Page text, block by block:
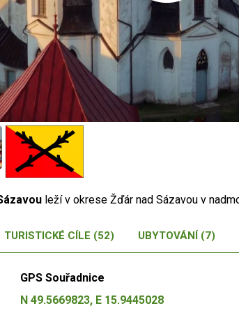
leží v okrese Žďár nad Sázavou v
TURISTICKÉ CÍLE (52) UBYTOVÁNÍ (7)
GPS Souřadnice
N 49.5669823, E 15.9445028